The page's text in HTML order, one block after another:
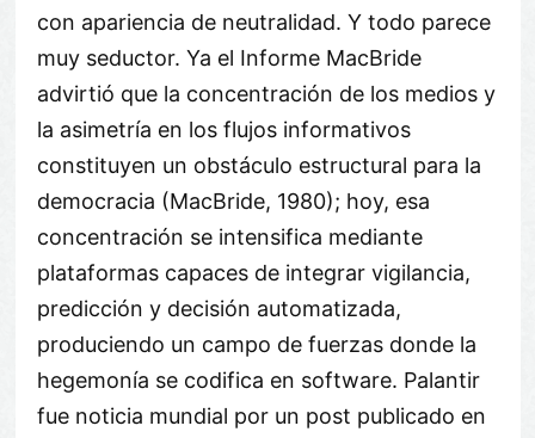
con apariencia de neutralidad. Y todo parece
muy seductor. Ya el Informe MacBride
advirtió que la concentración de los medios y
la asimetría en los flujos informativos
constituyen un obstáculo estructural para la
democracia (MacBride, 1980); hoy, esa
concentración se intensifica mediante
plataformas capaces de integrar vigilancia,
predicción y decisión automatizada,
produciendo un campo de fuerzas donde la
hegemonía se codifica en software. Palantir
fue noticia mundial por un post publicado en